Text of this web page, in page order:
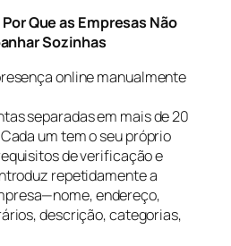
Que as Empresas Não
Sozinhas
online manualmente
separadas em mais de 20
um tem o seu próprio
de verificação e
repetidamente a
endereço,
descrição, categorias,